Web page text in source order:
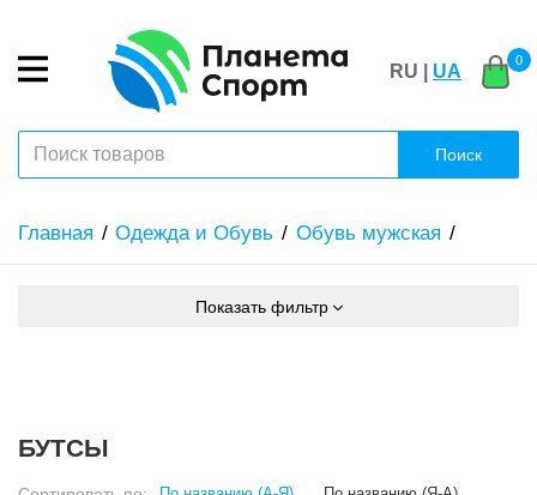
RU | UA
0
Поиск
Главная Одежда и Обувь Обувь мужская
Показать фильтр
БУТСЫ